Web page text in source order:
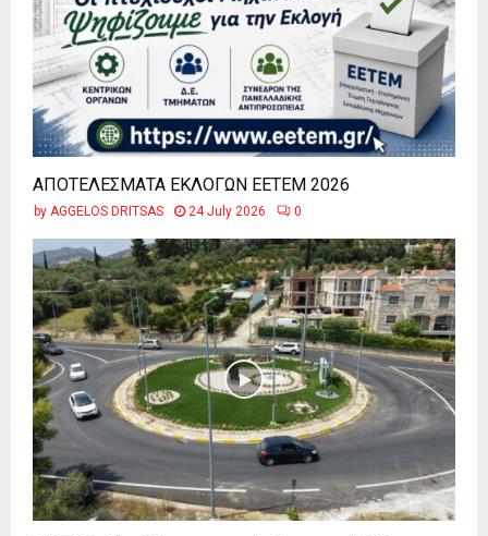
ΑΠΟΤΕΛΕΣΜΑΤΑ ΕΚΛΟΓΩΝ ΕΕΤΕΜ 2026
by AGGELOS DRITSAS 24 July 2026 0